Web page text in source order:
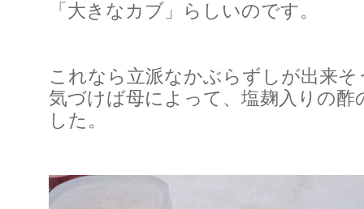
「大きなカブ」らしいのです。
これなら立派なかぶらずしが出来そ
気づけば母によって、塩麹入りの酢
した。